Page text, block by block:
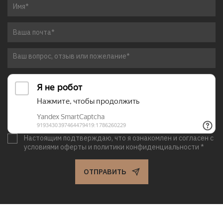
Настоящим подтверждаю, что я ознакомлен и согласен с
условиями оферты и политики конфиденциальности *
ОТПРАВИТЬ